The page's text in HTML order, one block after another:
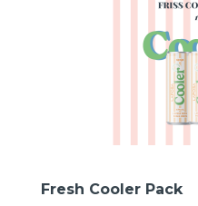
Fresh Cooler Pack